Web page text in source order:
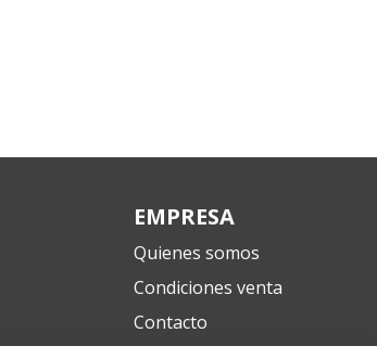
EMPRESA
Quienes somos
Condiciones venta
Contacto